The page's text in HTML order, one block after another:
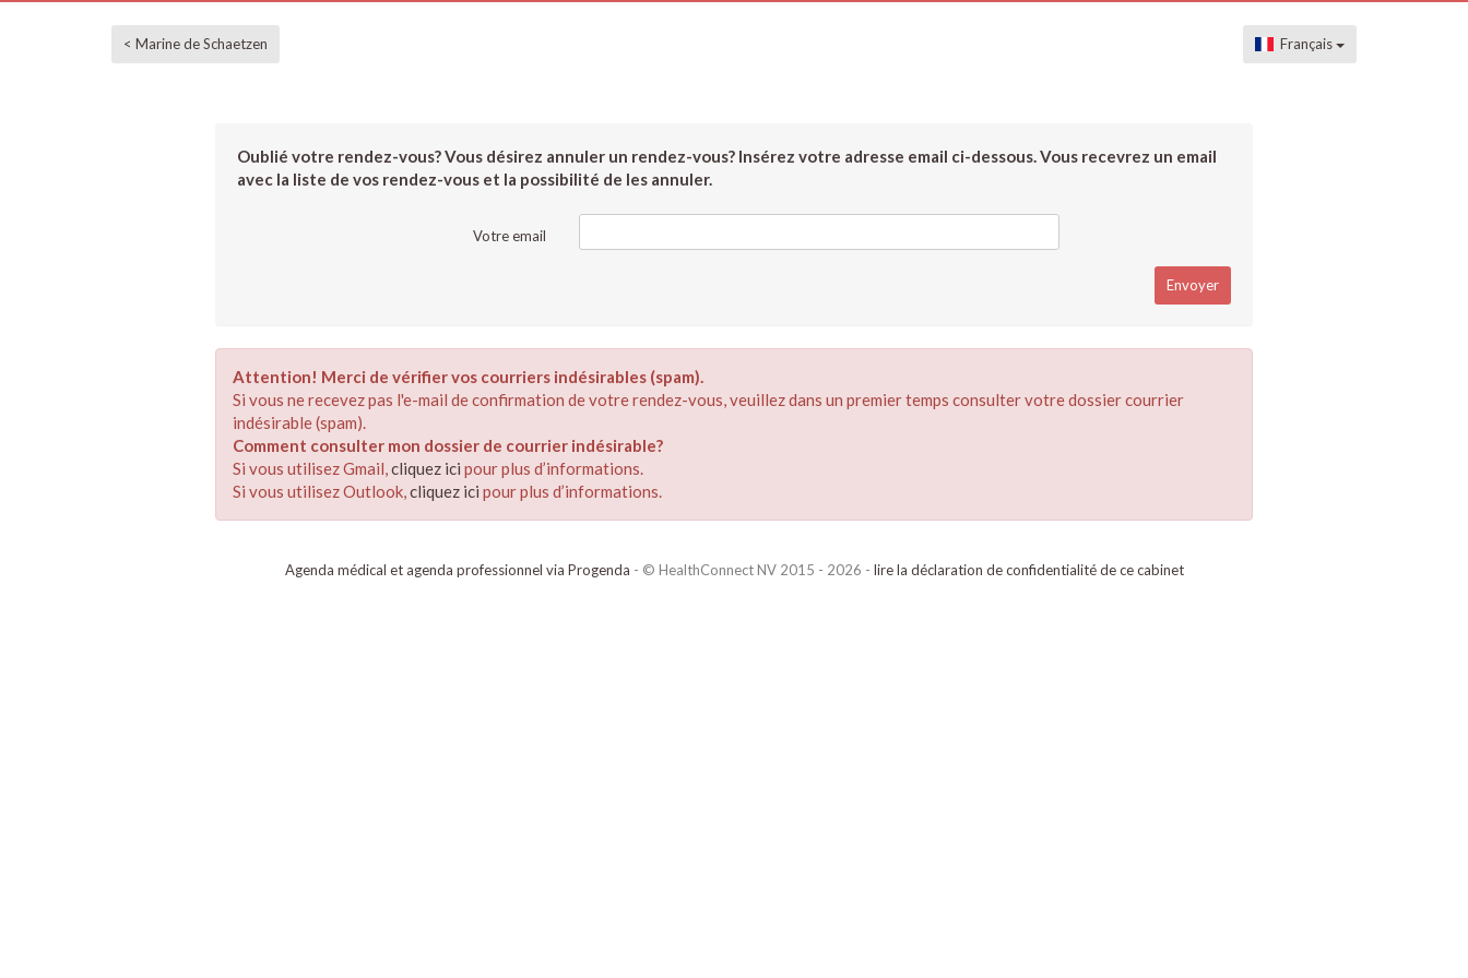
< Marine de Schaetzen Français
Oublié votre rendez-vous? Vous désirez annuler un rendez-vous? Insérez votre adresse email ci-dessous. Vous recevrez un email
avec la liste de vos rendez-vous et la possibilité de les annuler.
Votre email
Attention! Merci de vérifier vos courriers indésirables (spam).
Si vous ne recevez pas l'e-mail de confirmation de votre rendez-vous, veuillez dans un premier temps consulter votre dossier courrier
indésirable (spam).
Comment consulter mon dossier de courrier indésirable?
Si vous utilisez Gmail,cliquez ici pour plus d’informations.
Si vous utilisez Outlook,cliquez ici pour plus d’informations.
Agenda médical et agenda professionnel via Progenda - © HealthConnect NV 2015 - 2026 - lire la déclaration de confidentialité de ce cabinet